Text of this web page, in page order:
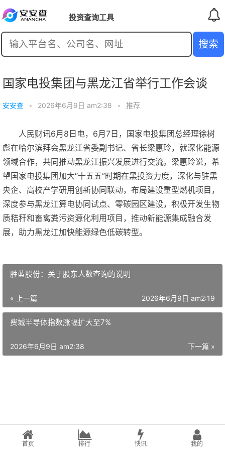
投资查询工具
国家电投集团与黑龙江省举行工作会谈
安安查 • 2026年6月9日 am2:38 • 推荐
人民财讯6月8日电，6月7日，国家电投集团总经理徐树
彪在哈尔滨拜会黑龙江省委副书记、省长梁惠玲，就深化能源
领域合作，共同推动黑龙江振兴发展进行交流。梁惠玲说，希
望国家电投集团加大“十五五”时期在黑投资力度，深化与驻黑
央企、高校产学研用创新协同联动，布局建设重型燃机项目，
深度参与黑龙江算电协同试点、零碳园区建设，积极开发生物
质秸秆和畜禽粪污资源化利用项目，推动新能源集成融合发
展，助力黑龙江加快能源绿色低碳转型。
胜蓝股份：关于股东人数查询的说明
« 上一篇 2026年6月9日 am2:19
费城半导体指数涨幅扩大至7%
下一篇 »
2026年6月9日 am2:38
首页 排行 快讯 我的